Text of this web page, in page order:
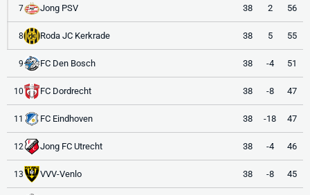
7 Jong PSV 38 2 56
8 Roda JC Kerkrade 38 5 55
9 FC Den Bosch 38 -4 51
10 FC Dordrecht 38 -8 47
11 FC Eindhoven 38 -18 47
12 Jong FC Utrecht 38 -4 46
13 VVV-Venlo 38 -8 45